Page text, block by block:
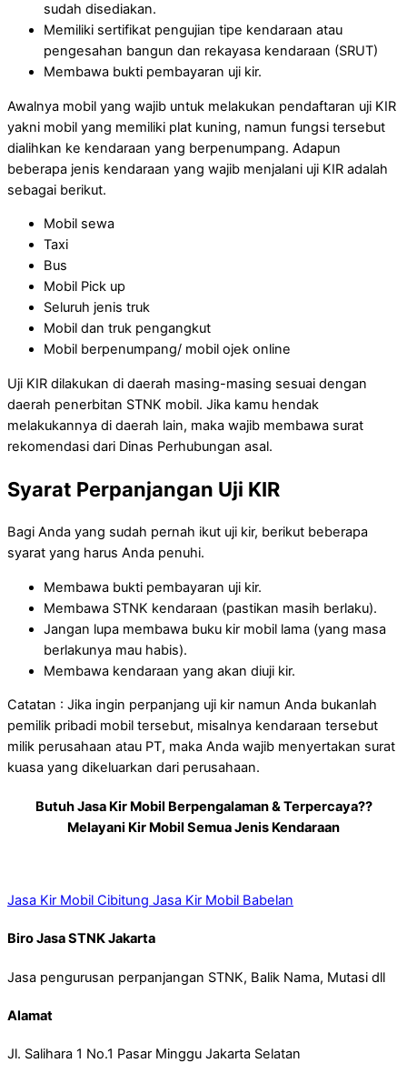
sudah disediakan.
Memiliki sertifikat pengujian tipe kendaraan atau
pengesahan bangun dan rekayasa kendaraan (SRUT)
Membawa bukti pembayaran uji kir.
Awalnya mobil yang wajib untuk melakukan pendaftaran uji KIR
yakni mobil yang memiliki plat kuning, namun fungsi tersebut
dialihkan ke kendaraan yang berpenumpang. Adapun
beberapa jenis kendaraan yang wajib menjalani uji KIR adalah
sebagai berikut.
Mobil sewa
Taxi
Bus
Mobil Pick up
Seluruh jenis truk
Mobil dan truk pengangkut
Mobil berpenumpang/ mobil ojek online
Uji KIR dilakukan di daerah masing-masing sesuai dengan
daerah penerbitan STNK mobil. Jika kamu hendak
melakukannya di daerah lain, maka wajib membawa surat
rekomendasi dari Dinas Perhubungan asal.
Syarat Perpanjangan Uji KIR
Bagi Anda yang sudah pernah ikut uji kir, berikut beberapa
syarat yang harus Anda penuhi.
Membawa bukti pembayaran uji kir.
Membawa STNK kendaraan (pastikan masih berlaku).
Jangan lupa membawa buku kir mobil lama (yang masa
berlakunya mau habis).
Membawa kendaraan yang akan diuji kir.
Catatan : Jika ingin perpanjang uji kir namun Anda bukanlah
pemilik pribadi mobil tersebut, misalnya kendaraan tersebut
milik perusahaan atau PT, maka Anda wajib menyertakan surat
kuasa yang dikeluarkan dari perusahaan.
Butuh Jasa Kir Mobil Berpengalaman & Terpercaya??
Melayani Kir Mobil Semua Jenis Kendaraan
Jasa Kir Mobil Cibitung Jasa Kir Mobil Babelan
Biro Jasa STNK Jakarta
Jasa pengurusan perpanjangan STNK, Balik Nama, Mutasi dll
Alamat
Jl. Salihara 1 No.1 Pasar Minggu Jakarta Selatan